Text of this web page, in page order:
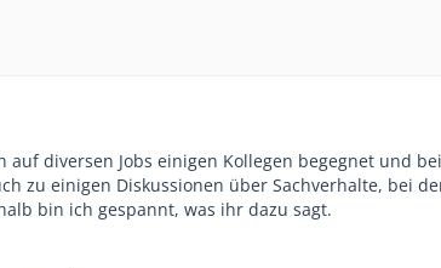
auf diversen Jobs einigen Kollegen begegnet und
zu einigen Diskussionen über Sachverhalte, bei
bin ich gespannt, was ihr dazu sagt.